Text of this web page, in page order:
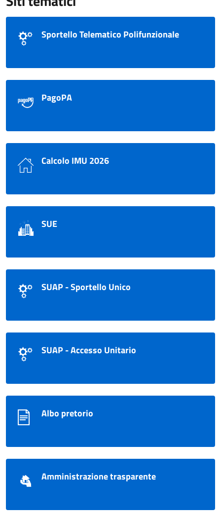
Sportello Telematico Polifunzionale
PagoPA
Calcolo IMU 2026
SUE
SUAP - Sportello Unico
SUAP - Accesso Unitario
Albo pretorio
Amministrazione trasparente